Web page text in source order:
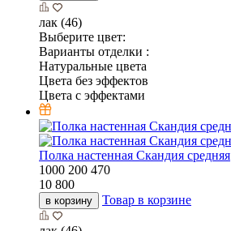
лак (46)
Выберите цвет:
Варианты отделки :
Натуральные цвета
Цвета без эффектов
Цвета с эффектами
Полка настенная Скандия средняя
1000 200 470
10 800
в корзину Товар в корзине